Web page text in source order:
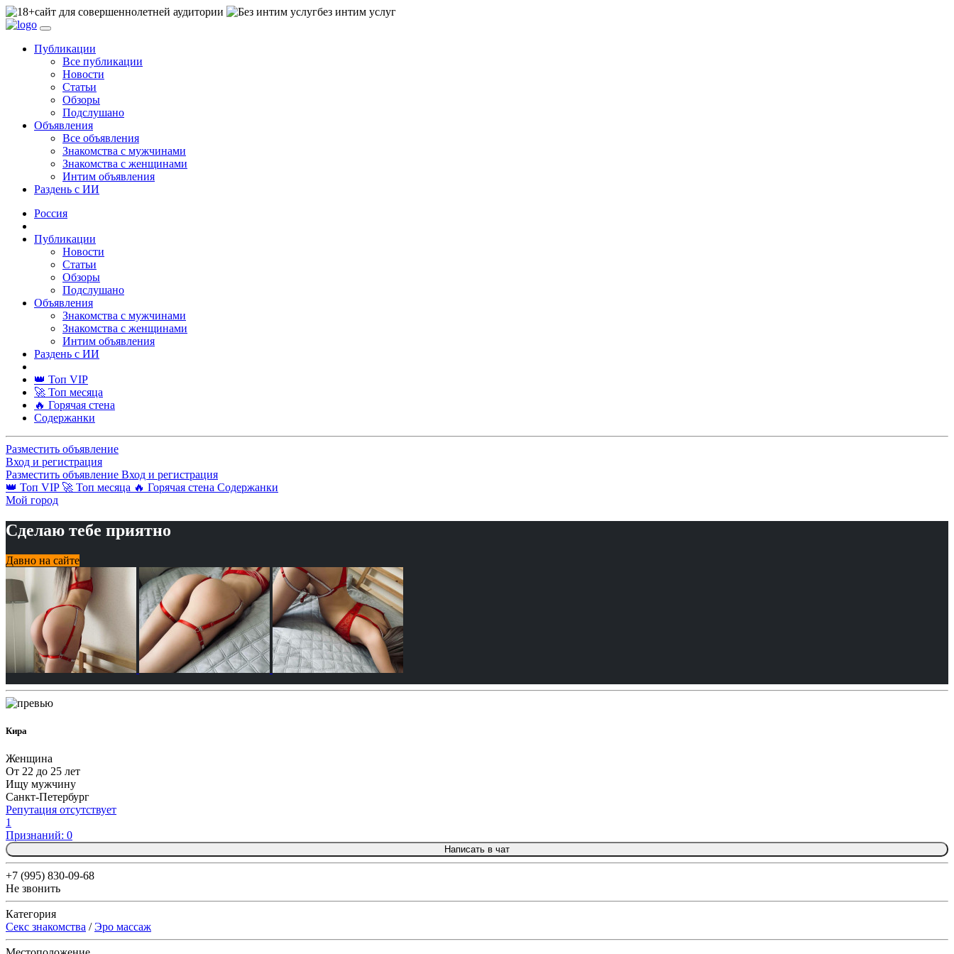
сайт для совершеннолетней аудитории без интим услуг
Публикации
Все публикации
Новости
Статьи
Обзоры
Подслушано
Объявления
Все объявления
Знакомства с мужчинами
Знакомства с женщинами
Интим объявления
Раздень с ИИ
Россия
Публикации
Новости
Статьи
Обзоры
Подслушано
Объявления
Знакомства с мужчинами
Знакомства с женщинами
Интим объявления
Раздень с ИИ
👑 Топ VIP
🚀 Топ месяца
🔥 Горячая стена
Содержанки
Разместить объявление
Вход и регистрация
Разместить объявление Вход и регистрация
👑 Топ VIP 🚀 Топ месяца 🔥 Горячая стена Содержанки
Мой город
Сделаю тебе приятно
Давно на сайте
Кира
Женщина
От 22 до 25 лет
Ищу мужчину
Санкт-Петербург
Репутация отсутствует
1
Признаний: 0
Написать в чат
+7 (995) 830-09-68
Не звонить
Категория
Секс знакомства /Эро массаж